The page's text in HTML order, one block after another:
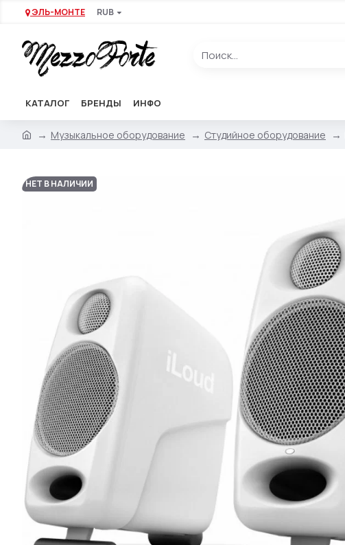
ЭЛЬ-МОНТЕ RUB
КАТАЛОГ БРЕНДЫ ИНФО
Музыкальное оборудование Студийное оборудование
НЕТ В НАЛИЧИИ